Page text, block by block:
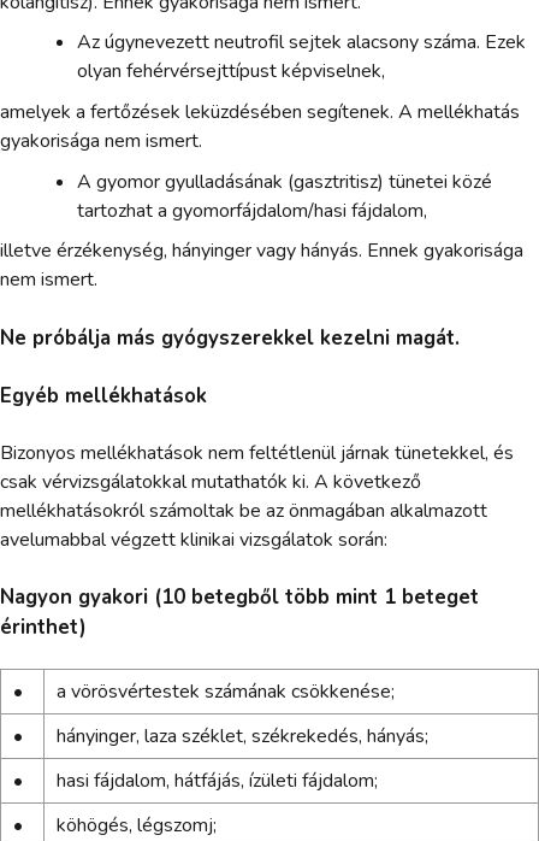
Az úgynevezett neutrofil sejtek alacsony száma. Ezek
olyan fehérvérsejttípust képviselnek,
amelyek a fertőzések leküzdésében segítenek. A mellékhatás
gyakorisága nem ismert.
A gyomor gyulladásának (gasztritisz) tünetei közé
tartozhat a gyomorfájdalom/hasi fájdalom,
illetve érzékenység, hányinger vagy hányás. Ennek gyakorisága
nem ismert.
Ne próbálja más gyógyszerekkel kezelni magát.
Egyéb mellékhatások
Bizonyos mellékhatások nem feltétlenül járnak tünetekkel, és
csak vérvizsgálatokkal mutathatók ki. A következő
mellékhatásokról számoltak be az önmagában alkalmazott
avelumabbal végzett klinikai vizsgálatok során:
Nagyon gyakori (10 betegből több mint 1 beteget
érinthet)
•
a vörösvértestek számának csökkenése;
•
hányinger, laza széklet, székrekedés, hányás;
•
hasi fájdalom, hátfájás, ízületi fájdalom;
•
köhögés, légszomj;